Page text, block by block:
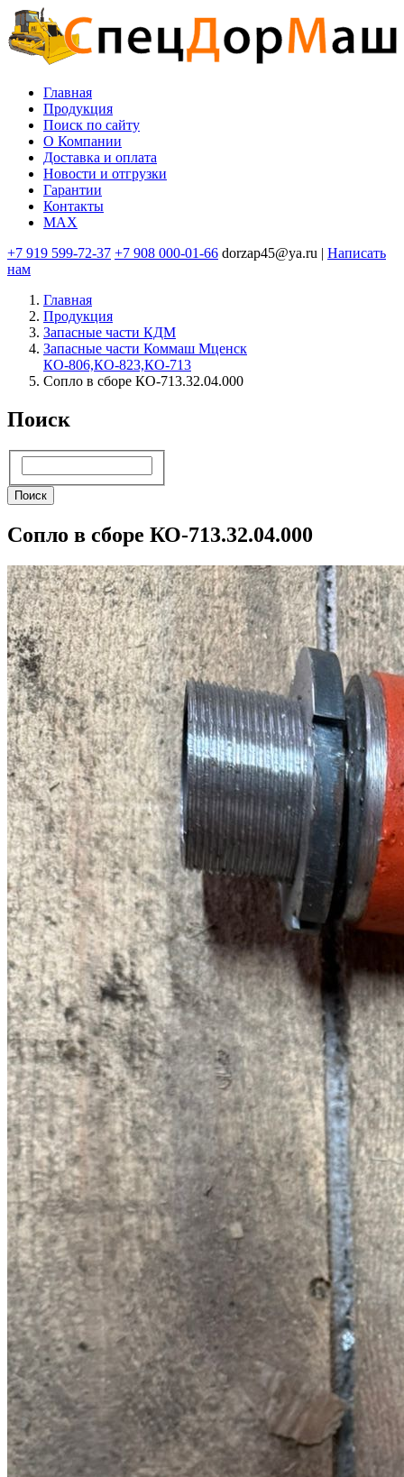
Перейти
к
основному
содержанию
Основная
навигация
Главная
Продукция
Поиск по сайту
O Компании
Доставка и оплата
Новости и отгрузки
Гарантии
Контакты
MAX
+7 919 599-72-37 +7 908 000-01-66 dorzap45@ya.ru | Написать
нам
Главная
Продукция
Запасные части КДМ
Запасные части Коммаш Мценск
КО-806,КО-823,КО-713
Сопло в сборе КО-713.32.04.000
Поиск
Поиск
Сопло в сборе КО-713.32.04.000